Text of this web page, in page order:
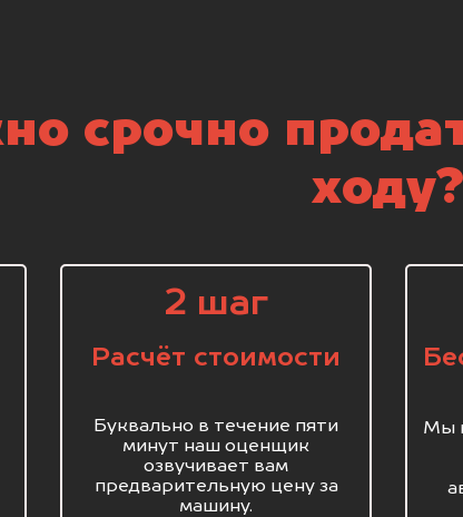
срочно
ходу?
2 шаг
Расчёт стоимости
Буквально в течение пяти
минут наш оценщик
озвучивает вам
предварительную цену за
машину.
Мы